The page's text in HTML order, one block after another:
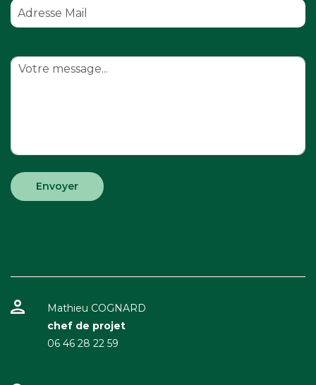
Nombre de participants
Besoin de restauration ?
Date de votre événement
Mathieu COGNARD
chef de projet
06 46 28 22 59